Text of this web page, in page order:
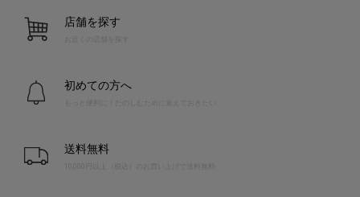
店舗を探す
お近くの店舗を探す
初めての方へ
送料無料
10,000円以上（税込）のお買い上げで送料無料